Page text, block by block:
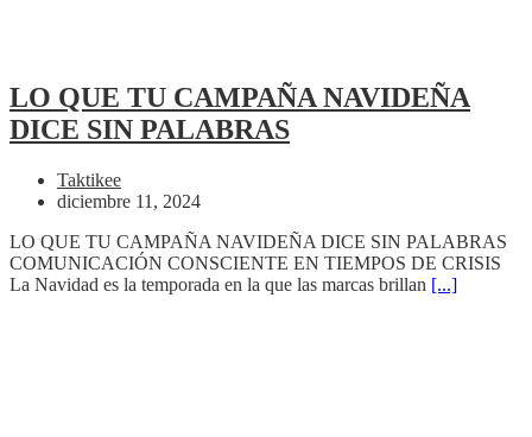
LO QUE TU CAMPAÑA NAVIDEÑA
DICE SIN PALABRAS
Taktikee
diciembre 11, 2024
LO QUE TU CAMPAÑA NAVIDEÑA DICE SIN PALABRAS
COMUNICACIÓN CONSCIENTE EN TIEMPOS DE CRISIS
La Navidad es la temporada en la que las marcas brillan [...]